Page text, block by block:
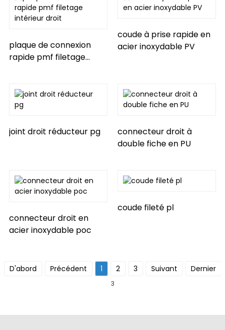
plaque de connexion
rapide pmf filetage
coude à prise rapide en
acier inoxydable PV
joint droit réducteur pg
connecteur droit à
double fiche en PU
connecteur droit en
acier inoxydable poc
coude fileté pl
D'abord Précédent 1 2 3 Suivant Dernier
3